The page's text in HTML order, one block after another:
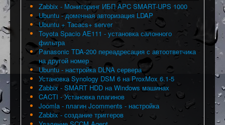
Zabbix - Мониторинг ИБП APC SMART-UPS 1000
Ubuntu - доменная авторизация LDAP
Ubuntu + Tacacs+ server
Toyota Spacio AE111 - установка салонного
фильтра
Panasonic TDA-200 переадресация с автоответчика
на другой номер
Ubuntu - настройка DLNA сервера
Установка Synology DSM 6 на ProxMox 6.1-5
Zabbix - SMART HDD на Windows машинах
CACTI - Установка плагинов
Joomla - плагин Jcomments - настройка
Zabbix - создание триггеров